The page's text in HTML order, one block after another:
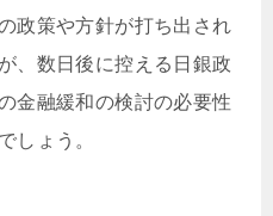
政策や方針が打ち出され
、数日後に控える日銀政
金融緩和の検討の必要性
しょう。